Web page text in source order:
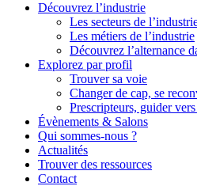
Découvrez l’industrie
Les secteurs de
Les métiers de l’industrie
Découvrez l’alternance
Explorez par profil
Trouver sa voie
Changer de cap, se
Prescripteurs, guider
Évènements & Salons
Qui sommes-nous ?
Actualités
Trouver des ressources
Contact